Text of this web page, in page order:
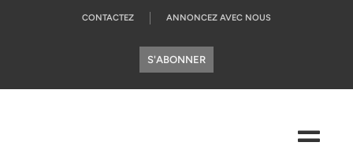
CONTACTEZ ANNONCEZ AVEC NOUS
S'ABONNER